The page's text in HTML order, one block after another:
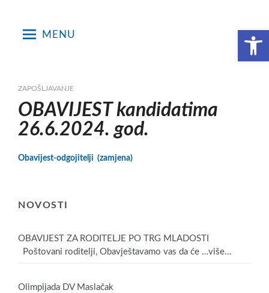
Open toolbar
MENU
ZAPOŠLJAVANJE
OBAVIJEST kandidatima
26.6.2024. god.
Obavijest-odgojitelji (zamjena)
NOVOSTI
OBAVIJEST ZA RODITELJE PO TRG MLADOSTI
Poštovani roditelji, Obavještavamo vas da će …više...
Olimpijada DV Maslačak